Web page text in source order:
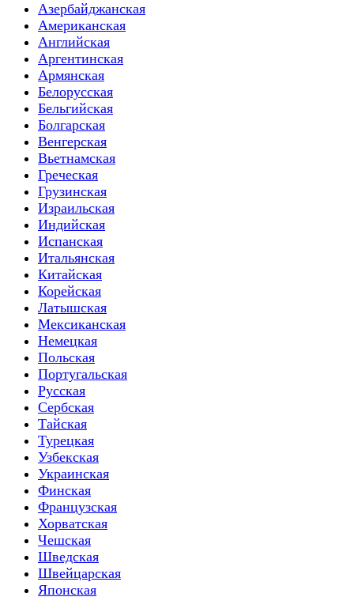
Азербайджанская
Американская
Английская
Аргентинская
Армянская
Белорусская
Бельгийская
Болгарская
Венгерская
Вьетнамская
Греческая
Грузинская
Израильская
Индийская
Испанская
Итальянская
Китайская
Корейская
Латышская
Мексиканская
Немецкая
Польская
Португальская
Русская
Сербская
Тайская
Турецкая
Узбекская
Украинская
Финская
Французская
Хорватская
Чешская
Шведская
Швейцарская
Японская